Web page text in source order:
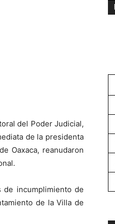
del Poder Judicial,
de la presidenta
Oaxaca, reanudaron
de incumplimiento de
de la Villa de